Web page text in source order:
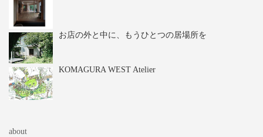
お店の外と中に、もうひとつの居場所を
KOMAGURA WEST Atelier
about